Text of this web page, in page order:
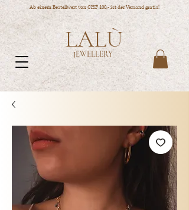
Ab einem Bestellwert von CHF 100,- ist der Versand gratis!
LALÙ
JEWELLERY